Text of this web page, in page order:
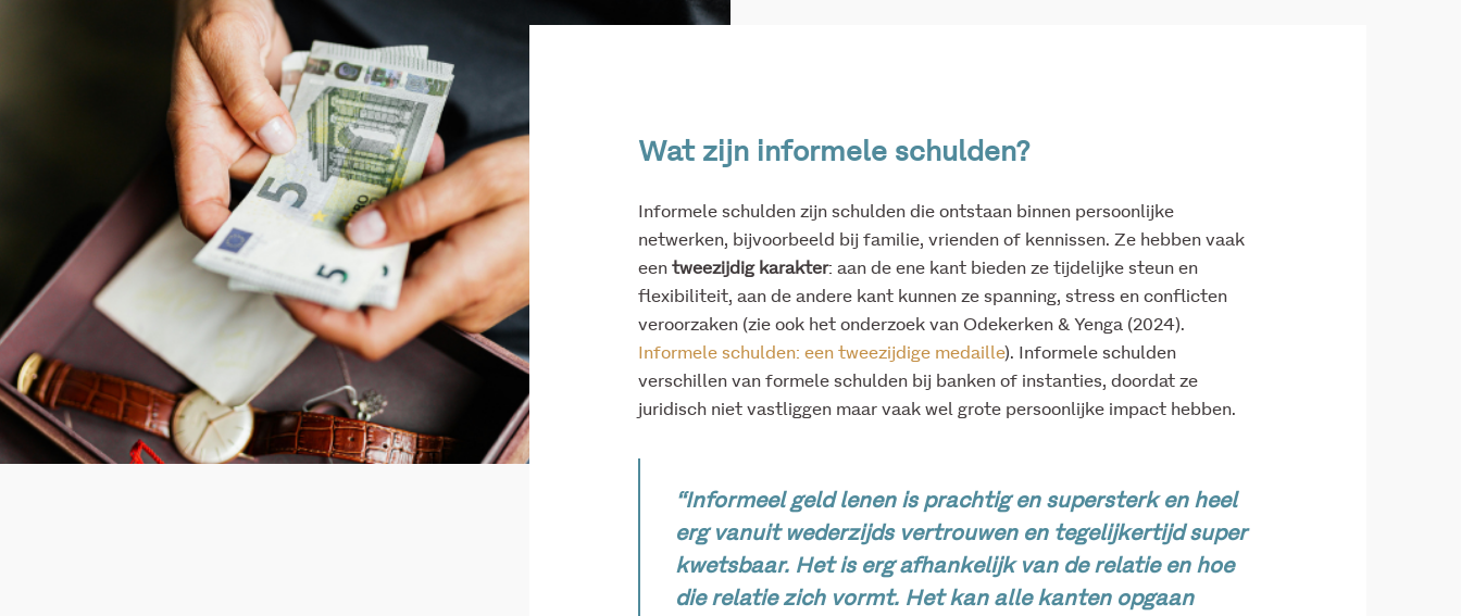
Wat zijn informele schulden?
Informele schulden zijn schulden die ontstaan binnen persoonlijke
netwerken, bijvoorbeeld bij familie, vrienden of kennissen. Ze hebben vaak
een tweezijdig karakter: aan de ene kant bieden ze tijdelijke steun en
flexibiliteit, aan de andere kant kunnen ze spanning, stress en conflicten
veroorzaken (zie ook het onderzoek van Odekerken & Yenga (2024).
Informele schulden: een tweezijdige medaille). Informele schulden
verschillen van formele schulden bij banken of instanties, doordat ze
juridisch niet vastliggen maar vaak wel grote persoonlijke impact hebben.
“Informeel geld lenen is prachtig en supersterk en heel
erg vanuit wederzijds vertrouwen en tegelijkertijd super
kwetsbaar. Het is erg afhankelijk van de relatie en hoe
die relatie zich vormt. Het kan alle kanten opgaan